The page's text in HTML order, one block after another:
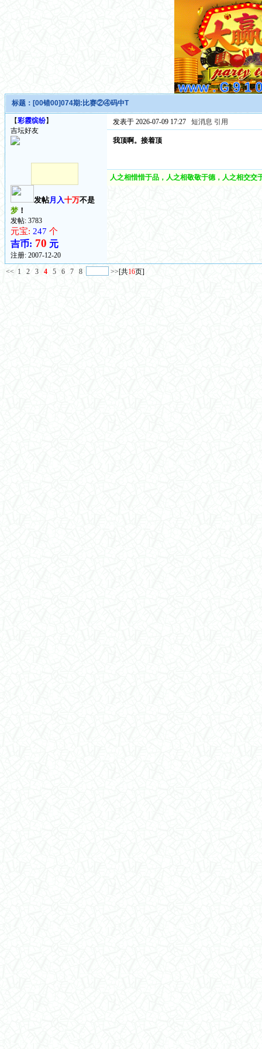
标题： [00错00]074期:比赛②④码中T
【彩霞缤纷】
吉坛好友
发帖月入十万不是
梦！
发帖: 3783
元宝: 247 个
吉币: 70 元
注册: 2007-12-20
发表于 2026-07-09 17:27 短消息 引用
我顶啊。接着顶
人之相惜惜于品，人之相敬敬于德，人之相交
<< 1 2 3 4 5 6 7 8 >>[共16页]